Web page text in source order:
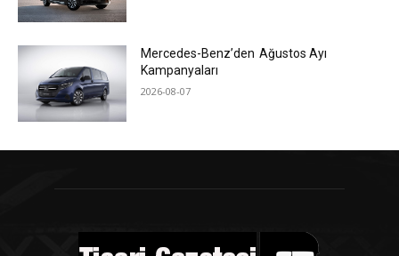
Mercedes-Benz’den Ağustos Ayı
Kampanyaları
2026-08-07